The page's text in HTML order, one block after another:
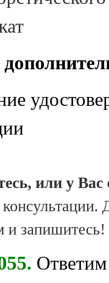
или у
и запишитесь!